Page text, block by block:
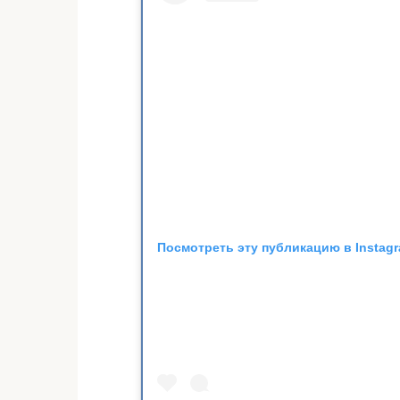
Посмотреть эту публикацию в